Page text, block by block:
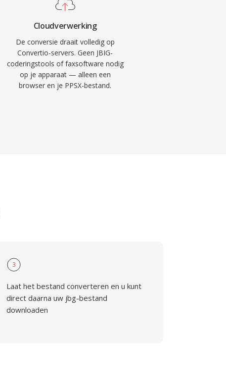
Cloudverwerking
De conversie draait volledig op
Convertio-servers. Geen JBIG-
coderingstools of faxsoftware nodig
op je apparaat — alleen een
browser en je PPSX-bestand.
3
Laat het bestand converteren en u kunt
direct daarna uw jbg-bestand
downloaden